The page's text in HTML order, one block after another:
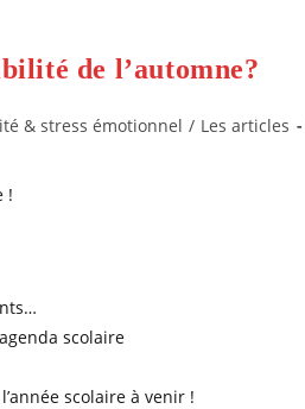
de l’automne?
& stress émotionnel / Les articles
!
scolaire
scolaire à venir !